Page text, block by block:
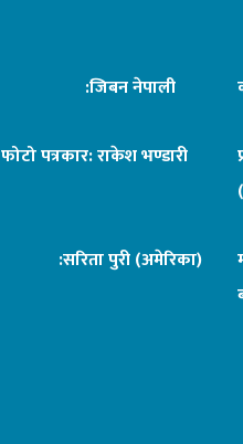
:जिबन नेपाली
फोटो पत्रकार: राकेश भण्डारी
:सरिता पुरी (अमेरिका)